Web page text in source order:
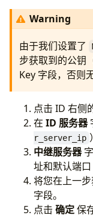
Warning
由于我们设置了
步获取到的公钥
Key 字段，否则
点击 ID 右侧
在 ID 服务器
r_server_ip
中继服务器
址和默认端口
将您在上一
字段。
点击 确定保